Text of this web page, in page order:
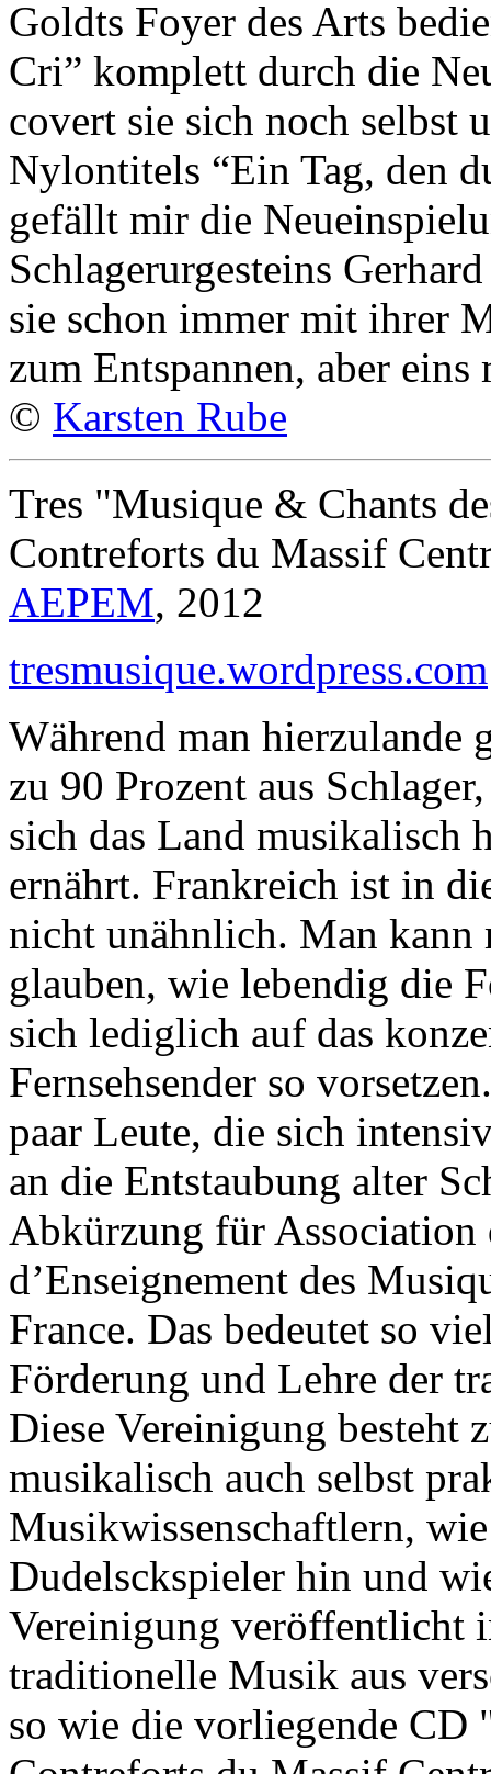
Goldts Foyer des Arts
Cri” komplett durch die
covert sie sich noch selbst
Nylontitels “Ein Tag, den
gefällt mir die
Schlagerurgesteins
sie schon immer mit ihrer
zum Entspannen, aber
© Karsten Rube
Tres "Musique & Chants
Contreforts du Massif
AEPEM, 2012
tresmusique.wordpress.com
Während man hierzulande
zu 90 Prozent aus
sich das Land musikalisch
ernährt. Frankreich ist in
nicht unähnlich. Man kann
glauben, wie lebendig die
sich lediglich auf das
Fernsehsender so
paar Leute, die sich
an die Entstaubung alter
Abkürzung für Association
d’Enseignement des
France. Das bedeutet so
Förderung und Lehre der
Diese Vereinigung besteht
musikalisch auch selbst
Musikwissenschaftlern,
Dudelsckspieler hin und
Vereinigung veröffentlicht
traditionelle Musik aus
so wie die vorliegende CD